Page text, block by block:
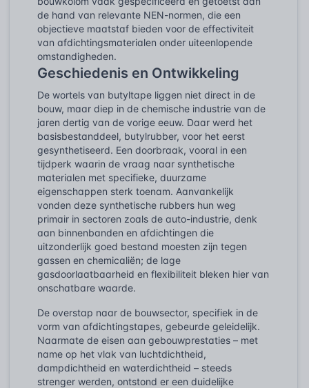
de hand van relevante NEN-normen, die een
objectieve maatstaf bieden voor de effectiviteit
van afdichtingsmaterialen onder uiteenlopende
omstandigheden.
Geschiedenis en Ontwikkeling
De wortels van butyltape liggen niet direct in de
bouw, maar diep in de chemische industrie van de
jaren dertig van de vorige eeuw. Daar werd het
basisbestanddeel, butylrubber, voor het eerst
gesynthetiseerd. Een doorbraak, vooral in een
tijdperk waarin de vraag naar synthetische
materialen met specifieke, duurzame
eigenschappen sterk toenam. Aanvankelijk
vonden deze synthetische rubbers hun weg
primair in sectoren zoals de auto-industrie, denk
aan binnenbanden en afdichtingen die
uitzonderlijk goed bestand moesten zijn tegen
gassen en chemicaliën; de lage
gasdoorlaatbaarheid en flexibiliteit bleken hier van
onschatbare waarde.
De overstap naar de bouwsector, specifiek in de
vorm van afdichtingstapes, gebeurde geleidelijk.
Naarmate de eisen aan gebouwprestaties – met
name op het vlak van luchtdichtheid,
dampdichtheid en waterdichtheid – steeds
strenger werden, ontstond er een duidelijke